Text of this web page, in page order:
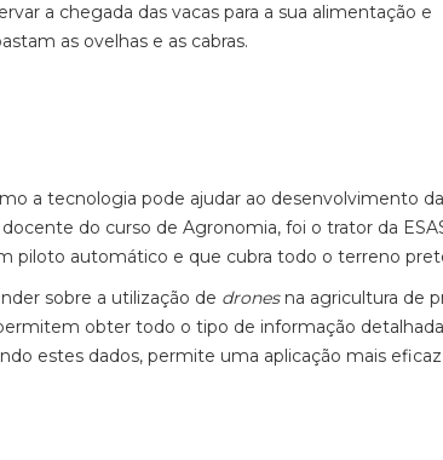
a chegada das vacas para a sua alimentação e
as ovelhas e as cabras.
a tecnologia pode ajudar ao desenvolvimento
do curso de Agronomia, foi o trator da
piloto automático e que cubra todo o terreno
sobre a utilização de dronesna agricultura de
obter todo o tipo de informação
estes dados, permite uma aplicação mais